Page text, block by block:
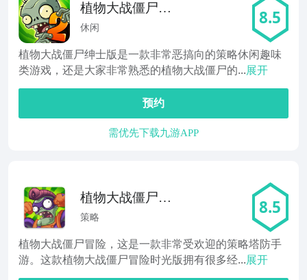
植物大战僵尸绅
士
休闲 8.5
植物大战僵尸绅士版是一款非常恶搞向的策略休闲趣味
类游戏，还是大家非常熟悉的植物大战僵尸的...展开
预约
需优先下载九游APP
植物大战僵尸冒
险
策略 8.5
植物大战僵尸冒险，这是一款非常受欢迎的策略塔防手
游。这款植物大战僵尸冒险时光版拥有很多经...展开